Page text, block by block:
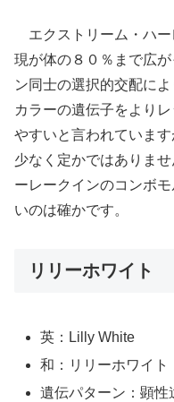
エクストリーム・ハー
現が体の８０％まで広
ン同士の選択的交配に
カラーの遺伝子をより
やすいと言われていま
少なく定かではありま
ーレークインのコンボ
いのは確かです。
リリーホワイト
英：Lilly White
和：リリーホワイト
遺伝パターン：顕